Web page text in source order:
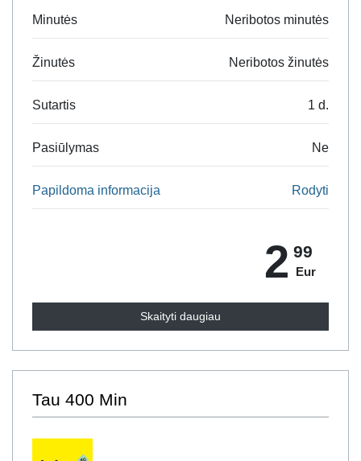
Minutės Neribotos minutės
Žinutės Neribotos žinutės
Sutartis 1 d.
Pasiūlymas Ne
Papildoma informacija Rodyti
2 99
Eur
Skaityti daugiau
Tau 400 Min